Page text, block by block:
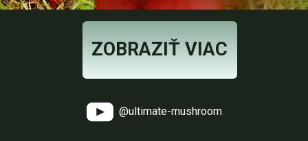
ZOBRAZIŤ VIAC
@ultimate-mushroom